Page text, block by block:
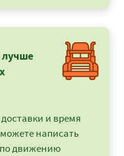
лучше
и время
написать
по движению